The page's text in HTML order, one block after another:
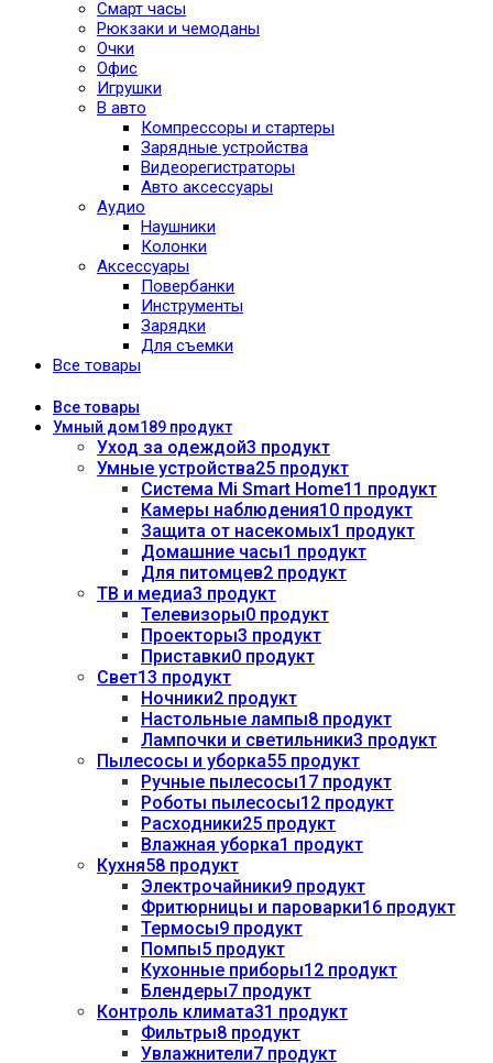
Смарт часы
Рюкзаки и чемоданы
Очки
Офис
Игрушки
В авто
Компрессоры и стартеры
Зарядные устройства
Видеорегистраторы
Авто аксессуары
Аудио
Наушники
Колонки
Аксессуары
Повербанки
Инструменты
Зарядки
Для съемки
Все товары
Всетовары
Умный дом189 продукт
Уход за одеждой3 продукт
Умные устройства25 продукт
Система Mi Smart Home11 продукт
Камеры наблюдения10 продукт
Защита от насекомых1 продукт
Домашние часы1 продукт
Для питомцев2 продукт
ТВ и медиа3 продукт
Телевизоры0 продукт
Проекторы3 продукт
Приставки0 продукт
Свет13 продукт
Ночники2 продукт
Настольные лампы8 продукт
Лампочки и светильники3 продукт
Пылесосы и уборка55 продукт
Ручные пылесосы17 продукт
Роботы пылесосы12 продукт
Расходники25 продукт
Влажная уборка1 продукт
Кухня58 продукт
Электрочайники9 продукт
Фритюрницы и пароварки16 продукт
Термосы9 продукт
Помпы5 продукт
Кухонные приборы12 продукт
Блендеры7 продукт
Контроль климата31 продукт
Фильтры8 продукт
Увлажнители7 продукт